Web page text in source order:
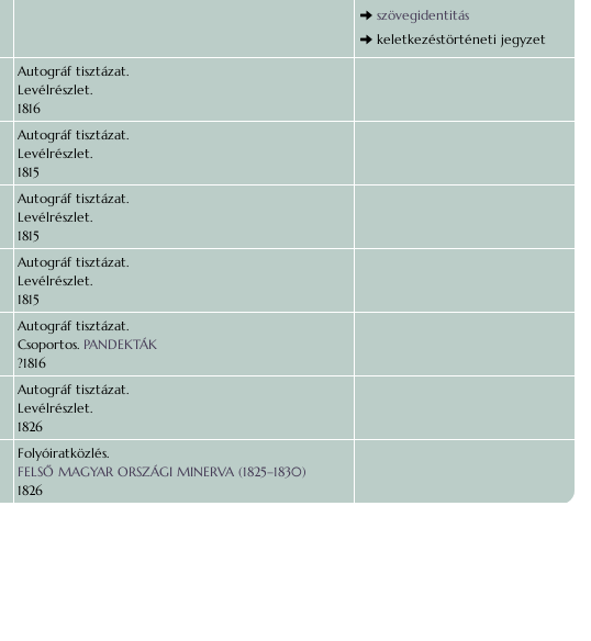
szövegidentitás
keletkezéstörténeti jegyzet
Autográf tisztázat.
Levélrészlet.
1816
Autográf tisztázat.
Levélrészlet.
1815
Autográf tisztázat.
Levélrészlet.
1815
Autográf tisztázat.
Levélrészlet.
1815
Autográf tisztázat.
Csoportos. PANDEKTÁK
?1816
Autográf tisztázat.
Levélrészlet.
1826
Folyóiratközlés.
FELSŐ MAGYAR ORSZÁGI MINERVA (1825–1830)
1826